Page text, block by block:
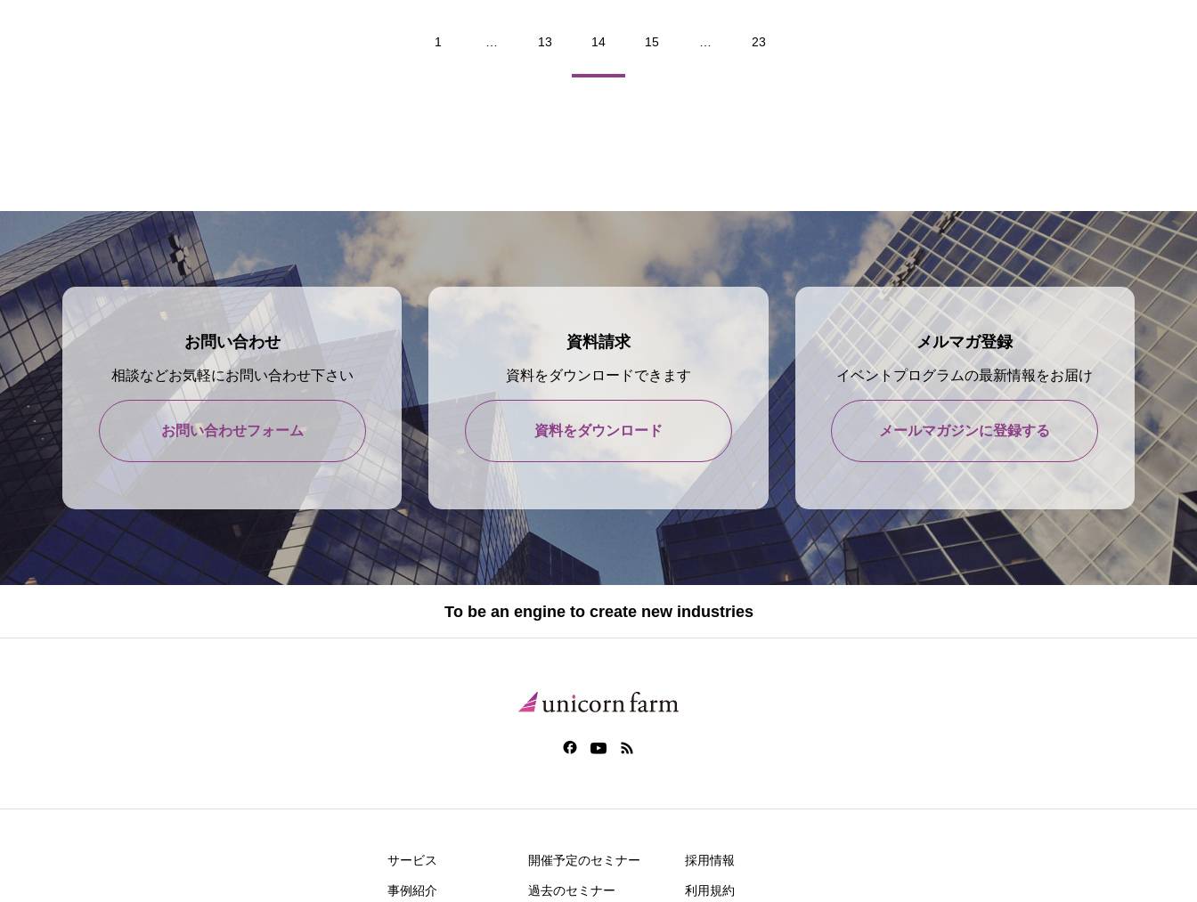
1 13 14 15 23
お問い合わせ
相談などお気軽にお問い合わせ下さい
お問い合わせフォーム
資料請求
資料をダウンロードできます
資料をダウンロード
メルマガ登録
イベントプログラムの最新情報をお届け
メールマガジンに登録する
To be an engine to create new industries
サービス
事例紹介
開催予定のセミナー
過去のセミナー
採用情報
利用規約